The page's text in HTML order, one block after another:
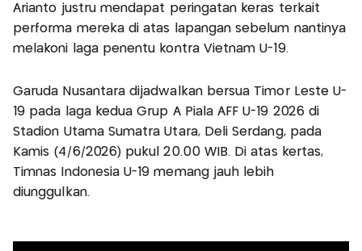
Arianto justru mendapat peringatan keras terkait
performa mereka di atas lapangan sebelum nantinya
melakoni laga penentu kontra Vietnam U-19.
Garuda Nusantara dijadwalkan bersua Timor Leste U-
19 pada laga kedua Grup A Piala AFF U-19 2026 di
Stadion Utama Sumatra Utara, Deli Serdang, pada
Kamis (4/6/2026) pukul 20.00 WIB. Di atas kertas,
Timnas Indonesia U-19 memang jauh lebih
diunggulkan.